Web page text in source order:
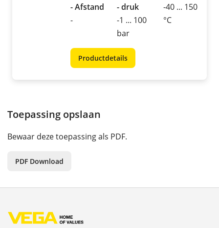
- Afstand
-
- druk
-1 ... 100
bar
-40 ... 150
°C
Productdetails
Toepassing opslaan
Bewaar deze toepassing als PDF.
PDF Download